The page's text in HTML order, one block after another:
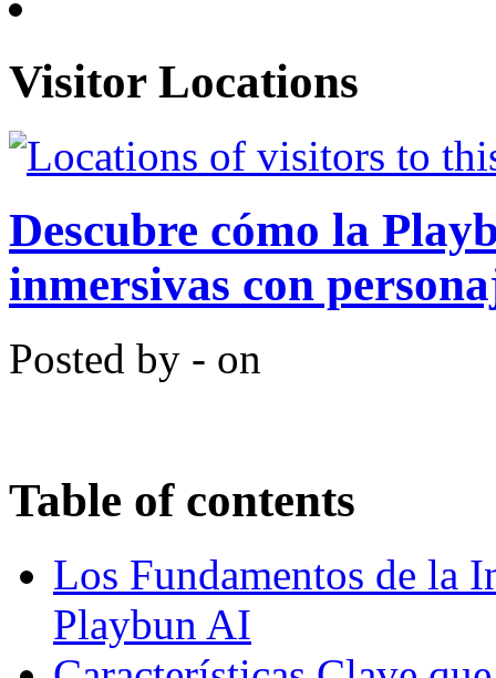
Visitor Locations
Descubre cómo la
inmersivas con
Posted by - on
Table of contents
Los Fundamentos de la
Playbun AI